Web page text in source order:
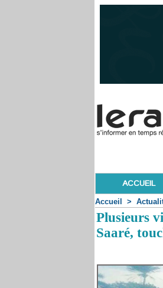
ACCUEIL
Accueil >
Plusieurs
Saaré,